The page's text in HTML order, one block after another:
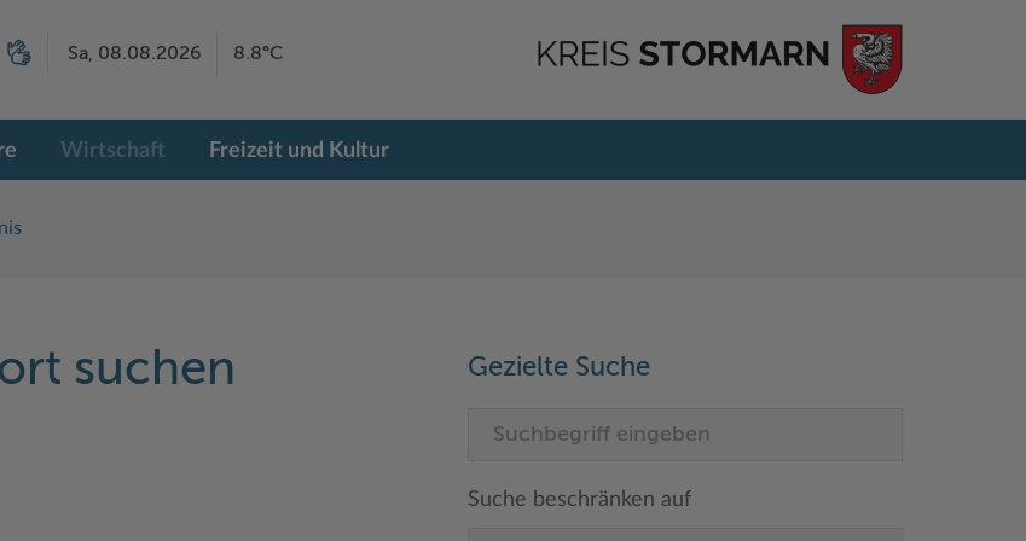
Sa, 08.08.2026 8.8°C
Wirtschaft Freizeit und Kultur
suchen Gezielte Suche
Suche beschränken auf